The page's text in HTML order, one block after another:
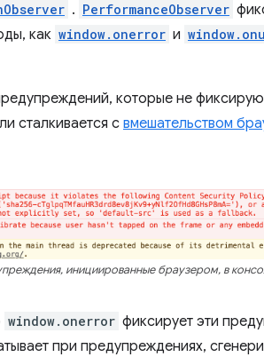
. PerformanceObserver
как window.onerror и
которые не
сталкивается с вмешательством
инициированные браузером, в
window.onerror фиксирует эти
при предупреждениях,